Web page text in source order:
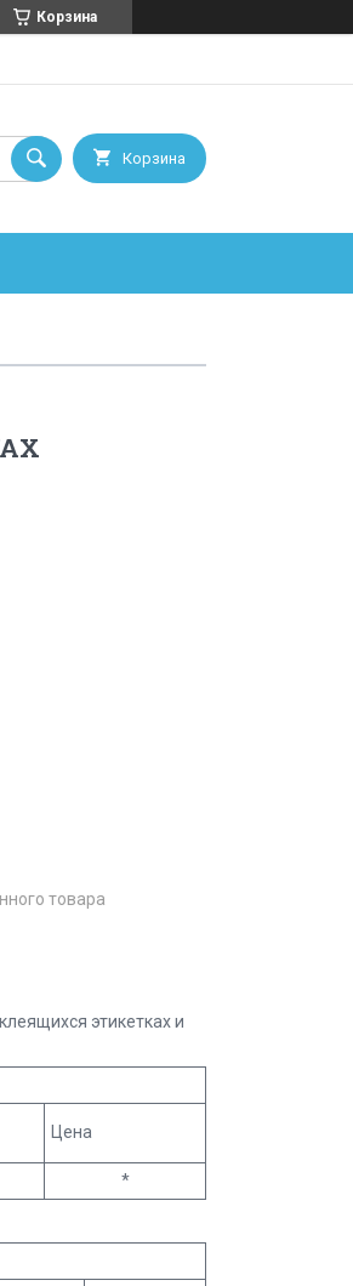
Корзина
Корзина
товара
этикетках и
Цена
*